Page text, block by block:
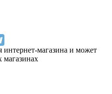
интернет-магазина и может
магазинах